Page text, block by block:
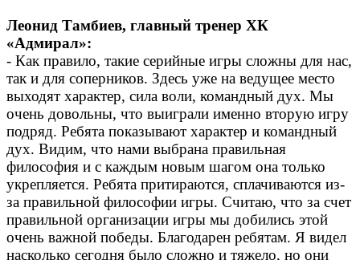
Леонид Тамбиев, главный тренер ХК
«Адмирал»:
- Как правило, такие серийные игры сложны для нас,
так и для соперников. Здесь уже на ведущее место
выходят характер, сила воли, командный дух. Мы
очень довольны, что выиграли именно вторую игру
подряд. Ребята показывают характер и командный
дух. Видим, что нами выбрана правильная
философия и с каждым новым шагом она только
укрепляется. Ребята притираются, сплачиваются из-
за правильной философии игры. Считаю, что за счет
правильной организации игры мы добились этой
очень важной победы. Благодарен ребятам. Я видел
насколько сегодня было сложно и тяжело, но они